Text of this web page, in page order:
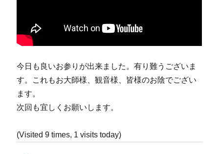
今日も良いお参りが出来ました。有り難うございま
す。これもお大師様、観音様、皆様のお陰でござい
ます。
次回も宜しくお願いします。
(Visited 9 times, 1 visits today)